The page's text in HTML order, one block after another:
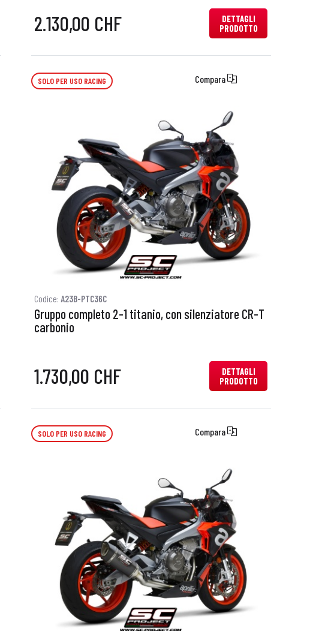
2.130,00 CHF
DETTAGLI
PRODOTTO
SOLO PER USO RACING Compara
Codice: A23B-PTC36C
Gruppo completo 2-1 titanio, con silenziatore CR-T
carbonio
1.730,00 CHF
DETTAGLI
PRODOTTO
SOLO PER USO RACING Compara